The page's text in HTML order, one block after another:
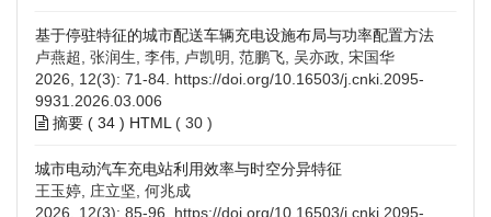
基于停驻特征的城市配送车辆充电设施布局与功率配置方法
卢燕超, 张润生, 李伟, 卢凯明, 范鹏飞, 吴亦政, 宋国华
2026, 12(3): 71-84. https://doi.org/10.16503/j.cnki.2095-
9931.2026.03.006
摘要 ( 34 ) HTML ( 30 )
城市电动汽车充电站利用效率与时空分异特征
王玉婷, 庄立坚, 何兆成
2026, 12(3): 85-96. https://doi.org/10.16503/j.cnki.2095-